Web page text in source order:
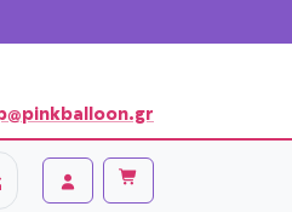
Cart